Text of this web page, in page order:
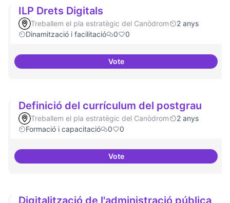
ILP Drets Digitals
Treballem el pla estratègic del Canòdrom
2 anys
Dinamització i facilitació
0 0
VoteILP Drets Digitals
Definició del currículum del postgrau
Treballem el pla estratègic del Canòdrom
2 anys
Formació i capacitació
0 0
VoteDefinició del currículum del
Digitalització de l'administració pública